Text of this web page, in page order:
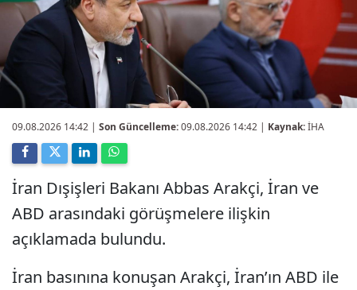
09.08.2026 14:42 | Son Güncelleme:09.08.2026 14:42 | Kaynak:İHA
İran Dışişleri Bakanı Abbas Arakçi, İran ve
ABD arasındaki görüşmelere ilişkin
açıklamada bulundu.
İran basınına konuşan Arakçi, İran’ın ABD ile